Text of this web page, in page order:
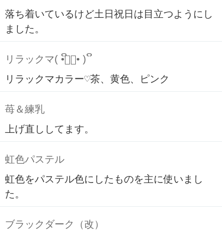
落ち着いているけど土日祝日は目立つようにし
ました。
リラックマ( ິ•ᆺ⃘• )ິ
リラックマカラー♡茶、黄色、ピンク
苺＆練乳
上げ直ししてます。
虹色パステル
虹色をパステル色にしたものを主に使いまし
た。
ブラックダーク（改）